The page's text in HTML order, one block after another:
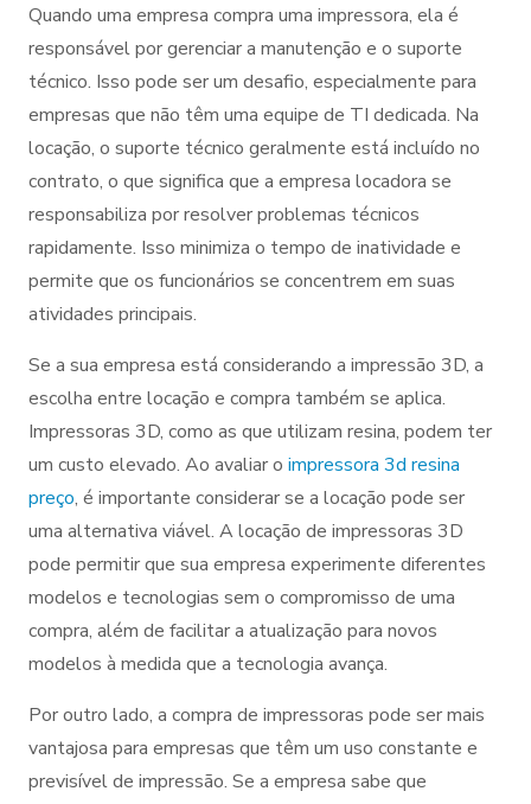
Quando uma empresa compra uma impressora, ela é
responsável por gerenciar a manutenção e o suporte
técnico. Isso pode ser um desafio, especialmente para
empresas que não têm uma equipe de TI dedicada. Na
locação, o suporte técnico geralmente está incluído no
contrato, o que significa que a empresa locadora se
responsabiliza por resolver problemas técnicos
rapidamente. Isso minimiza o tempo de inatividade e
permite que os funcionários se concentrem em suas
atividades principais.
Se a sua empresa está considerando a impressão 3D, a
escolha entre locação e compra também se aplica.
Impressoras 3D, como as que utilizam resina, podem ter
um custo elevado. Ao avaliar o impressora 3d resina
preço, é importante considerar se a locação pode ser
uma alternativa viável. A locação de impressoras 3D
pode permitir que sua empresa experimente diferentes
modelos e tecnologias sem o compromisso de uma
compra, além de facilitar a atualização para novos
modelos à medida que a tecnologia avança.
Por outro lado, a compra de impressoras pode ser mais
vantajosa para empresas que têm um uso constante e
previsível de impressão. Se a empresa sabe que